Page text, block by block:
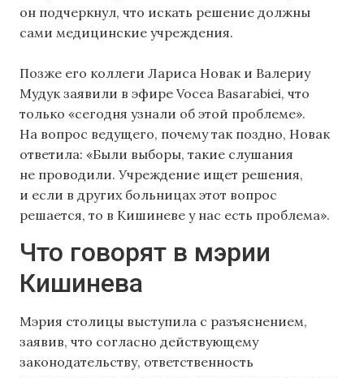
он подчеркнул, что искать решение должны
сами медицинские учреждения.
Позже его коллеги Лариса Новак и Валериу
Мудук заявили в эфире Vocea Basarabiei, что
только «сегодня узнали об этой проблеме».
На вопрос ведущего, почему так поздно, Новак
ответила: «Были выборы, такие слушания
не проводили. Учреждение ищет решения,
и если в других больницах этот вопрос
решается, то в Кишиневе у нас есть проблема».
Что говорят в мэрии
Кишинева
Мэрия столицы выступила с разъяснением,
заявив, что согласно действующему
законодательству, ответственность